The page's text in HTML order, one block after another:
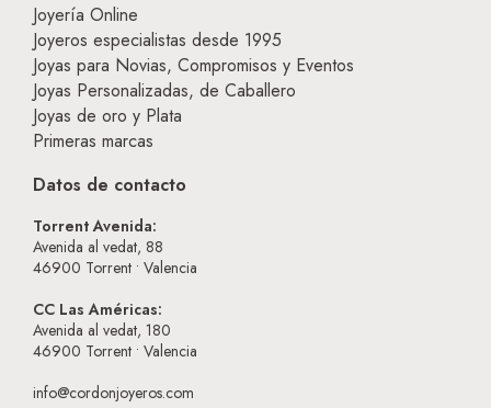
Joyería Online
Joyeros especialistas desde 1995
Joyas para Novias, Compromisos y Eventos
Joyas Personalizadas, de Caballero
Joyas de oro y Plata
Primeras marcas
Datos de contacto
Torrent Avenida:
Avenida al vedat, 88
46900 Torrent • Valencia
CC Las Américas:
Avenida al vedat, 180
46900 Torrent • Valencia
info@cordonjoyeros.com